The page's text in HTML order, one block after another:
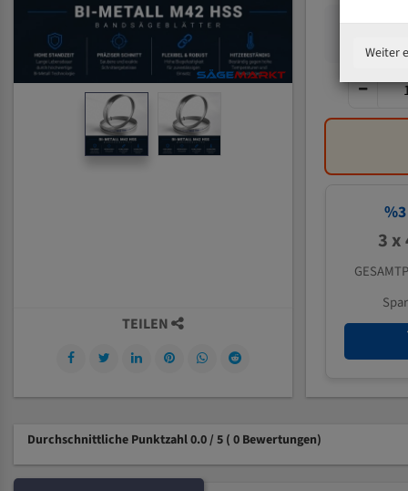
%3
3 x
TEILEN
Durchschnittliche Punktzahl 0.0 / 5 ( 0 Bewertungen)
Weiter